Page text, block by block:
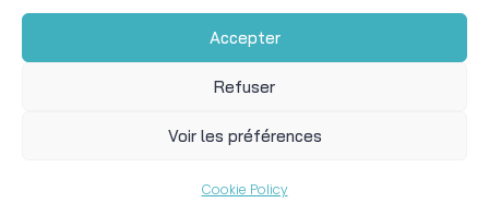
Accepter
Refuser
Voir les préférences
Cookie Policy